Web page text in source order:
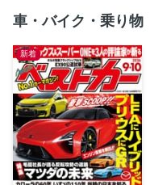
RIDING A NEW
BREAKOUT
今月のNewモデル
GEARS TEST
新橋モーター商会：
② エンジン・電気編
NEWS TOPICS：レ
ラッと茨城ツーリング
NEWS TOPICS：
車・バイク・乗り物
新着